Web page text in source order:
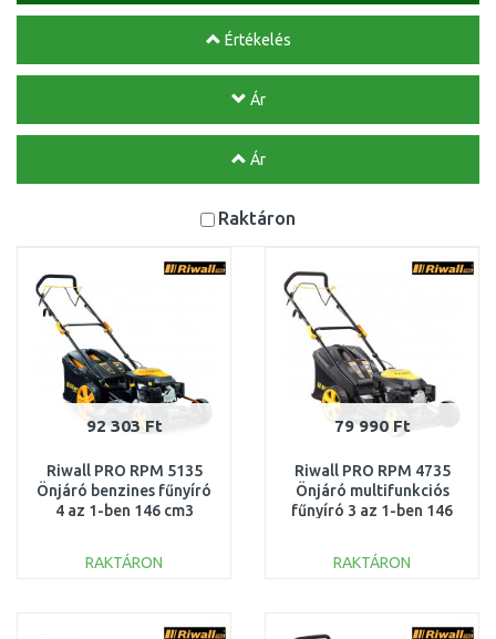
Értékelés
Ár
Ár
Raktáron
92 303 Ft
Riwall PRO RPM 5135
Önjáró benzines fűnyíró
4 az 1-ben 146 cm3
RAKTÁRON
Összehasonlítás
79 990 Ft
Riwall PRO RPM 4735
Önjáró multifunkciós
fűnyíró 3 az 1-ben 146
RAKTÁRON
Összehasonlítás